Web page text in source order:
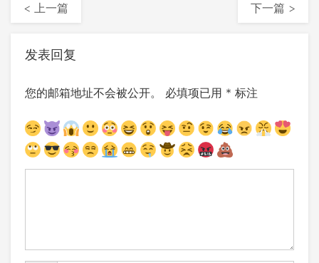
< 上一篇 下一篇 >
发表回复
您的邮箱地址不会被公开。 必填项已用 * 标注